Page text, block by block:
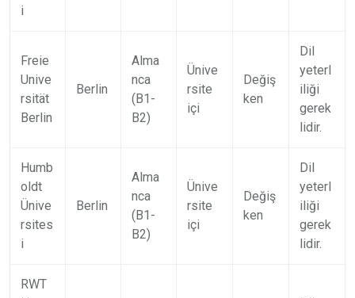
i
Freie
Unive
rsität
Berlin
Berlin
Alma
nca
(B1-
B2)
Ünive
rsite
içi
Değiş
ken
Dil
yeterl
iliği
gerek
lidir.
Humb
oldt
Ünive
rsites
i
Berlin
Alma
nca
(B1-
B2)
Ünive
rsite
içi
Değiş
ken
Dil
yeterl
iliği
gerek
lidir.
RWT